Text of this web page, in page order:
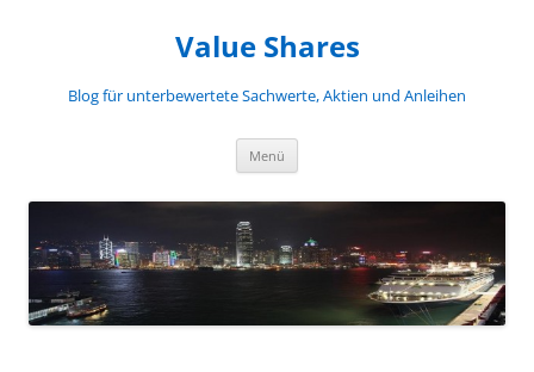
Value Shares
Blog für unterbewertete Sachwerte, Aktien und Anleihen
Menü